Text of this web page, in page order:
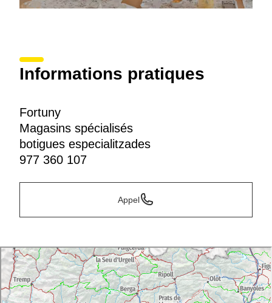
Informations pratiques
Fortuny
Magasins spécialisés
botigues especialitzades
977 360 107
Appel